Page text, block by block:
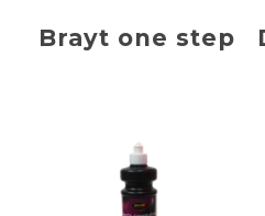
Brayt one step